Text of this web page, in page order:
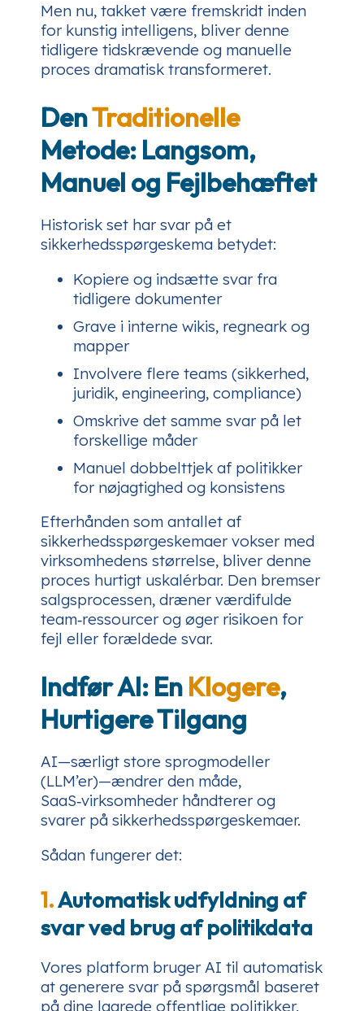
Men nu, takket være fremskridt inden
for kunstig intelligens, bliver denne
tidligere tidskrævende og manuelle
proces dramatisk transformeret.
DenTraditionelle
Metode: Langsom,
Manuel og Fejlbehæftet
Historisk set har svar på et
sikkerhedsspørgeskema betydet:
Kopiere og indsætte svar fra
tidligere dokumenter
Grave i interne wikis, regneark og
mapper
Involvere flere teams (sikkerhed,
juridik, engineering, compliance)
Omskrive det samme svar på let
forskellige måder
Manuel dobbelttjek af politikker
for nøjagtighed og konsistens
Efterhånden som antallet af
sikkerhedsspørgeskemaer vokser med
virksomhedens størrelse, bliver denne
proces hurtigt uskalérbar. Den bremser
salgsprocessen, dræner værdifulde
team‑ressourcer og øger risikoen for
fejl eller forældede svar.
Indfør AI: En Klogere,
Hurtigere Tilgang
AI—særligt store sprogmodeller
(LLM’er)—ændrer den måde,
SaaS‑virksomheder håndterer og
svarer på sikkerhedsspørgeskemaer.
Sådan fungerer det:
1.Automatisk udfyldning af
svar ved brug af politikdata
Vores platform bruger AI til automatisk
at generere svar på spørgsmål baseret
på dine lagrede offentlige politikker,